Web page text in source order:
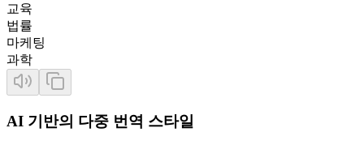
교육
법률
마케팅
과학
AI 기반의 다중 번역 스타일